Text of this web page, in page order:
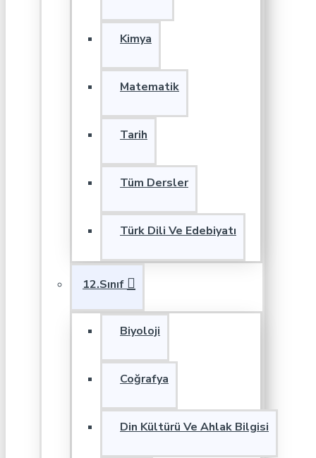
Kimya
Matematik
Tarih
Tüm Dersler
Türk Dili Ve Edebiyatı
12.Sınıf
Biyoloji
Coğrafya
Din Kültürü Ve Ahlak Bilgisi